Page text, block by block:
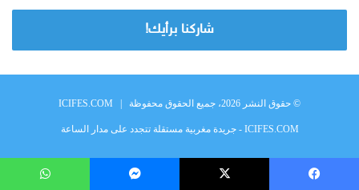
شاركنا برأيك!
© حقوق النشر 2026، جميع الحقوق محفوظة | ICIFES.COM
ICIFES.COM - جريدة مغربية مستقلة تتجدد على مدار الساعة